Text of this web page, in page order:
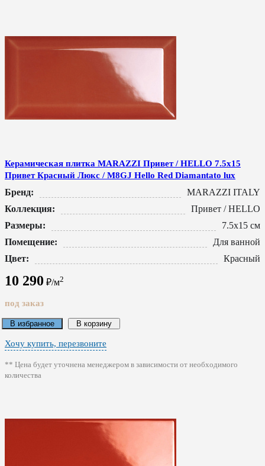
Керамическая плитка MARAZZI Привет / HELLO 7.5x15
Привет Красный Люкс / M8GJ Hello Red Diamantato lux
Бренд:
MARAZZI ITALY
Коллекция:
Привет / HELLO
Размеры:
7.5x15 см
Помещение:
Для ванной
Цвет:
Красный
10 290 ₽/м2
под заказ
В избранное В корзину
Хочу купить, перезвоните
** Цена будет уточнена менеджером в зависимости от необходимого
количества